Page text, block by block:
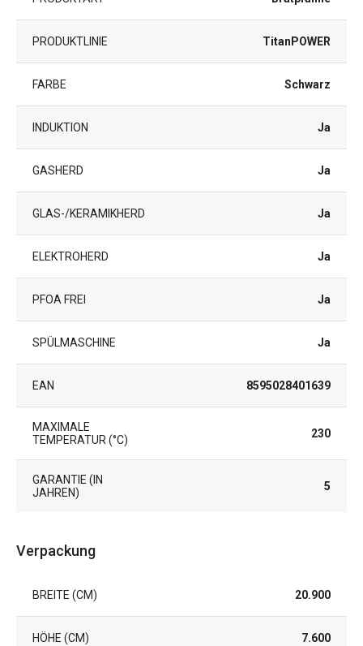
PRODUKTLINIE TitanPOWER
FARBE Schwarz
INDUKTION Ja
GASHERD Ja
GLAS-/KERAMIKHERD Ja
ELEKTROHERD Ja
PFOA FREI Ja
SPÜLMASCHINE Ja
EAN 8595028401639
MAXIMALE
TEMPERATUR (°C)
230
GARANTIE (IN
JAHREN)
5
Verpackung
BREITE (CM) 20.900
HÖHE (CM) 7.600